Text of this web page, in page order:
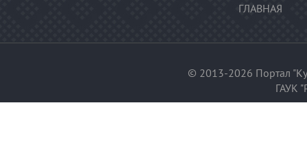
ГЛАВНАЯ
© 2013-2026 Портал
ГАУК